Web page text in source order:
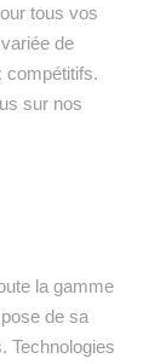
tous vos
de
compétitifs.
sur nos
la gamme
de sa
Technologies